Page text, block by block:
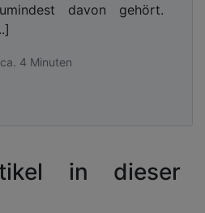
davon gehört.
4 Minuten
in dieser